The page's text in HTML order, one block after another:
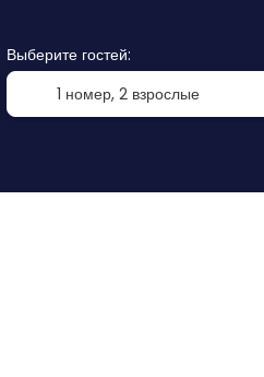
Выберите гостей:
1 номер, 2 взрослые